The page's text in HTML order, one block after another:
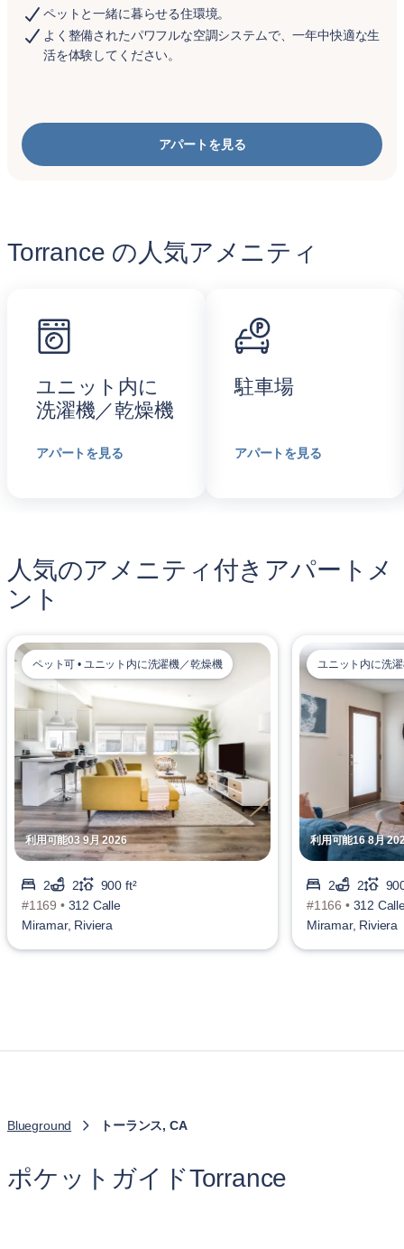
ペットと一緒に暮らせる住環境。
よく整備されたパワフルな空調システムで、一年中快適な生
活を体験してください。
アパートを見る
Torrance の人気アメニティ
ユニット内に
洗濯機／乾燥機
アパートを見る
駐車場
アパートを見る
人気のアメニティ付きアパートメ
ント
利用可能03 9月 2026
ペット可 • ユニット内に洗濯機／乾燥機
2 2
900 ft²
#1169 • 312 Calle
Miramar, Riviera
利用可能16 8月
ユニット内に洗
2 2
#1166 • 312
Miramar, Riviera
Blueground トーランス, CA
ポケットガイドTorrance